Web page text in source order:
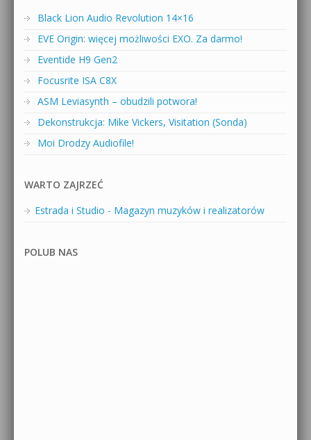
Black Lion Audio Revolution 14×16
EVE Origin: więcej możliwości EXO. Za darmo!
Eventide H9 Gen2
Focusrite ISA C8X
ASM Leviasynth – obudzili potwora!
Dekonstrukcja: Mike Vickers, Visitation (Sonda)
Moi Drodzy Audiofile!
WARTO ZAJRZEĆ
Estrada i Studio - Magazyn muzyków i realizatorów
POLUB NAS